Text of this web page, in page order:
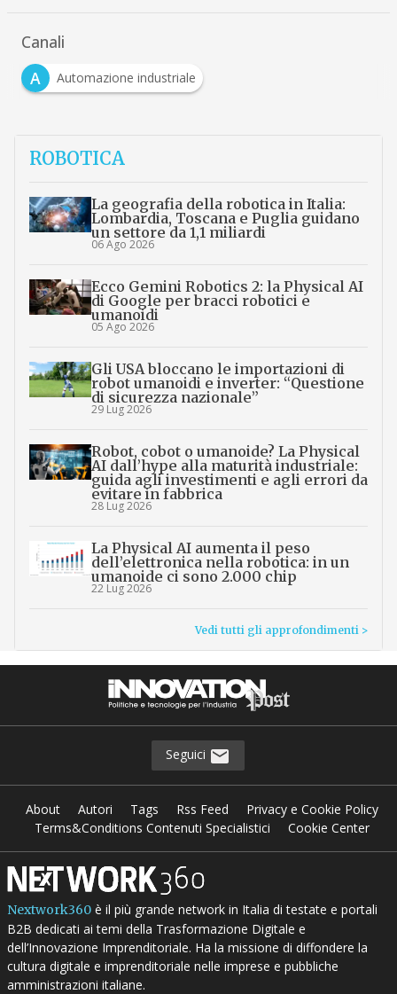
Canali
A
Automazione industriale
ROBOTICA
La geografia della robotica in Italia:
Lombardia, Toscana e Puglia guidano
un settore da 1,1 miliardi
06 Ago 2026
Ecco Gemini Robotics 2: la Physical AI
di Google per bracci robotici e
umanoidi
05 Ago 2026
Gli USA bloccano le importazioni di
robot umanoidi e inverter: “Questione
di sicurezza nazionale”
29 Lug 2026
Robot, cobot o umanoide? La Physical
AI dall’hype alla maturità industriale:
guida agli investimenti e agli errori da
evitare in fabbrica
28 Lug 2026
La Physical AI aumenta il peso
dell’elettronica nella robotica: in un
umanoide ci sono 2.000 chip
22 Lug 2026
Vedi tutti gli approfondimenti >
Seguici
About Autori Tags Rss Feed
Privacy e Cookie Policy
Terms&Conditions Contenuti Specialistici
Cookie Center
Nextwork360è il più grande network in Italia di testate e portali
B2B dedicati ai temi della Trasformazione Digitale e
dell’Innovazione Imprenditoriale. Ha la missione di diffondere la
cultura digitale e imprenditoriale nelle imprese e pubbliche
amministrazioni italiane.